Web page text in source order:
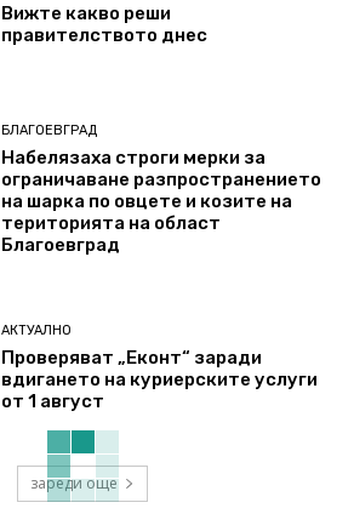
Вижте какво реши
правителството днес
БЛАГОЕВГРАД
Набелязаха строги мерки за
ограничаване разпространението
на шарка по овцете и козите на
територията на област
Благоевград
АКТУАЛНО
Проверяват „Еконт“ заради
вдигането на куриерските услуги
от 1 август
зареди още